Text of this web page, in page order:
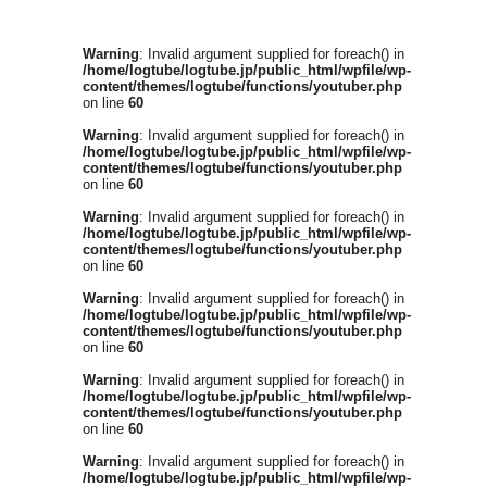
Warning: Invalid argument supplied for foreach() in
/home/logtube/logtube.jp/public_html/wpfile/wp-
content/themes/logtube/functions/youtuber.php
on line 60
Warning: Invalid argument supplied for foreach() in
/home/logtube/logtube.jp/public_html/wpfile/wp-
content/themes/logtube/functions/youtuber.php
on line 60
Warning: Invalid argument supplied for foreach() in
/home/logtube/logtube.jp/public_html/wpfile/wp-
content/themes/logtube/functions/youtuber.php
on line 60
Warning: Invalid argument supplied for foreach() in
/home/logtube/logtube.jp/public_html/wpfile/wp-
content/themes/logtube/functions/youtuber.php
on line 60
Warning: Invalid argument supplied for foreach() in
/home/logtube/logtube.jp/public_html/wpfile/wp-
content/themes/logtube/functions/youtuber.php
on line 60
Warning: Invalid argument supplied for foreach() in
/home/logtube/logtube.jp/public_html/wpfile/wp-